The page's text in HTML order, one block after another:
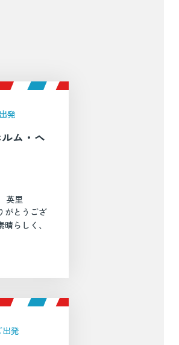
発
ム・ヘ
英里
がとうござ
らしく、
出発